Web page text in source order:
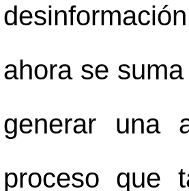
ahora se
generar una
proceso que